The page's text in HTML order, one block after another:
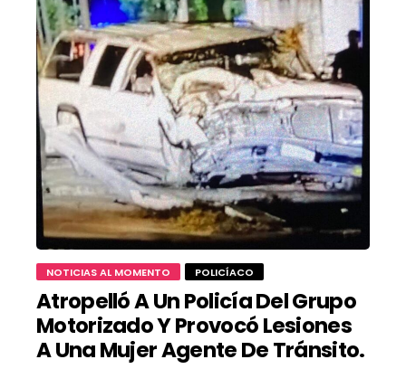
NOTICIAS AL MOMENTO POLICÍACO
Atropelló A Un Policía Del Grupo
Motorizado Y Provocó Lesiones
A Una Mujer Agente De Tránsito.